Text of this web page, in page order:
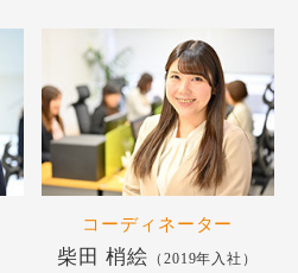
コーディネーター
柴田 梢絵 （2019年入社）